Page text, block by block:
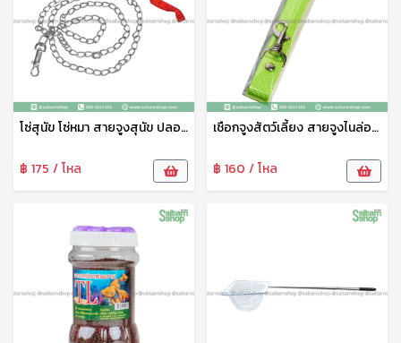
โซ่สุนัข โซ่หมา สายจูงสุนัข ปลอกคอสุนัข โซ่เหล็กบิด ปลอกคอหมา โซ่ล่ามสุนัข สายจูงหมา โซ่จูงหมา โซ่จูงสุนัข โซ่ No.03136
฿ 175 / โหล
เชือกจูงสัตว์เลี้ยง สายจูงไนล่อน คละสี สายจูงสุนัขพันธุ์ใหญ่ คุณภาพดี เชือกหนานิ่ม ทนทาน ปลอดภัย
฿ 160 / โหล